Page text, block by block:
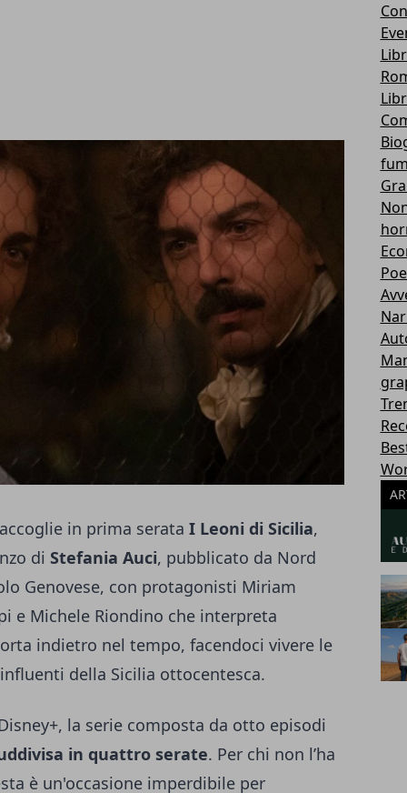
in prima serata I Leoni di Sicilia,
di Stefania Auci, pubblicato da Nord
Genovese, con protagonisti Miriam
e Michele Riondino che interpreta
indietro nel tempo, facendoci vivere le
della Sicilia ottocentesca.
la serie composta da otto episodi
in quattro serate. Per chi non l’ha
è un'occasione imperdibile per